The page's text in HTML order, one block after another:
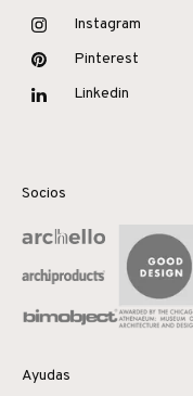
Instagram
Pinterest
Linkedin
Socios
Ayudas